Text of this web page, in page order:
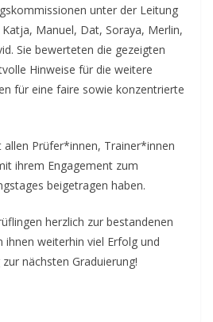
unter der Leitung
Manuel, Dat, Soraya, Merlin,
Sie bewerteten die gezeigten
Hinweise für die weitere
für eine faire sowie konzentrierte
allen Prüfer*innen, Trainer*innen
ihrem Engagement zum
beigetragen haben.
herzlich zur bestandenen
ihnen weiterhin viel Erfolg und
nächsten Graduierung!